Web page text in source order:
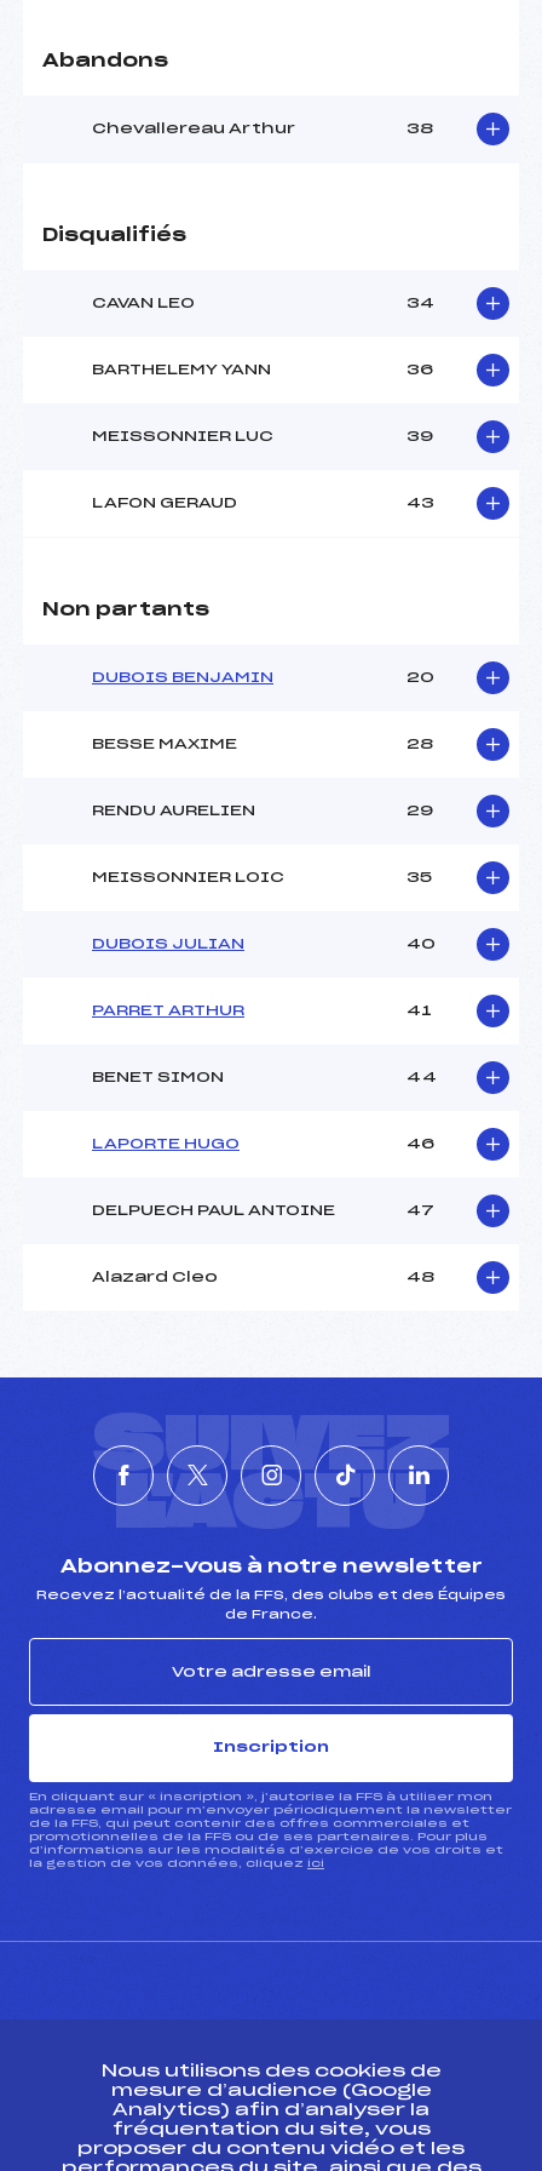
Catégorie :
Abandons
Chevallereau Arthur 38
Disqualifiés
CAVAN LEO 34
BARTHELEMY YANN 36
MEISSONNIER LUC 39
LAFON GERAUD 43
Non partants
DUBOIS BENJAMIN 20
BESSE MAXIME 28
RENDU AURELIEN 29
MEISSONNIER LOIC 35
DUBOIS JULIAN 40
PARRET ARTHUR 41
BENET SIMON 44
LAPORTE HUGO 46
DELPUECH PAUL ANTOINE 47
Alazard Cleo 48
SUIVEZ
L'ACTU
Abonnez-vous à notre newsletter
Recevez l’actualité de la FFS, des clubs et des Équipes
de France.
Inscription
En cliquant sur « inscription », j’autorise la FFS à utiliser mon
adresse email pour m’envoyer périodiquement la newsletter
de la FFS, qui peut contenir des offres commerciales et
promotionnelles de la FFS ou de ses partenaires. Pour plus
d’informations sur les modalités d’exercice de vos droits et
la gestion de vos données, cliquez ici
Ressources
Nous utilisons des cookies de
mesure d’audience (Google
Analytics) afin d’analyser la
fréquentation du site, vous
proposer du contenu vidéo et les